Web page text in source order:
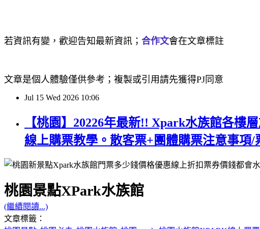
若資訊有變，歡迎告知最新資訊； 合作文會在文章標註
文章是個人體驗僅供參考；複製或引用請先獲得PJ同意
Jul 15 Wed 2026 10:06
【桃園】20226年最新!! Xpark水族館各樓
線上購票教學。散客票+團體購票注意事項
桃園景點XPark水族館
(繼續閱讀...)
文章標籤：